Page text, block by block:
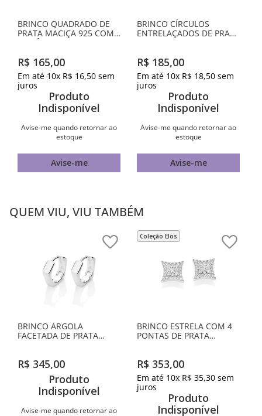
BRINCO QUADRADO DE
PRATA MACIÇA 925 COM
ZIRCÔNIAS
R$ 165,00
Em até 10x R$ 16,50 sem
juros
Produto
Indisponível
Avise-me quando retornar ao
estoque
Avise-me
BRINCO CÍRCULOS
ENTRELAÇADOS DE PRATA
R$ 185,00
Em até 10x R$ 18,50 sem
juros
Produto
Indisponível
Avise-me quando retornar ao
estoque
Avise-me
QUEM VIU, VIU TAMBÉM
BRINCO ARGOLA
FACETADA DE PRATA
R$ 345,00
Produto
Indisponível
Avise-me quando retornar ao
Coleção Elos
BRINCO ESTRELA COM 4
PONTAS DE PRATA
R$ 353,00
Em até 10x R$ 35,30 sem
juros
Produto
Indisponível